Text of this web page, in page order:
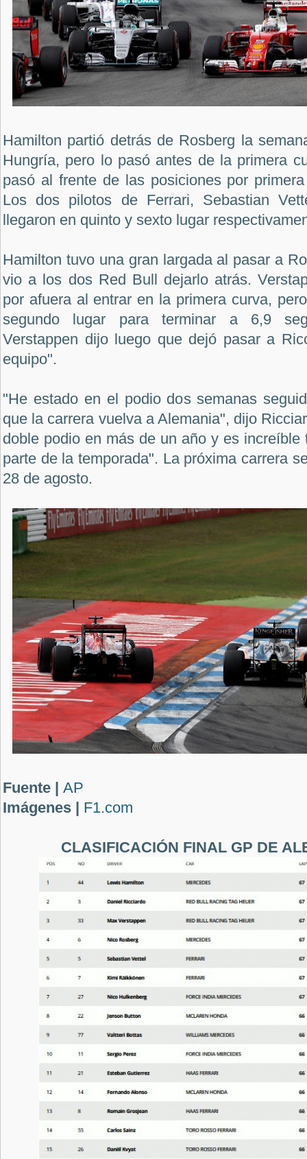
Hamilton partió detrás de Rosberg la
Hungría, pero lo pasó antes de la primera
pasó al frente de las posiciones por
Los dos pilotos de Ferrari, Sebastian
llegaron en quinto y sexto lugar
Hamilton tuvo una gran largada al pasar a
vio a los dos Red Bull dejarlo atrás.
por afuera al entrar en la primera curva,
segundo lugar para terminar a 6,9
Verstappen dijo luego que dejó pasar a
equipo".
"He estado en el podio dos semanas
que la carrera vuelva a Alemania", dijo
doble podio en más de un año y es increíble
parte de la temporada". La próxima carrera
28 de agosto.
Fuente | AP
Imágenes | F1.com
CLASIFICACIÓN FINAL GP DE